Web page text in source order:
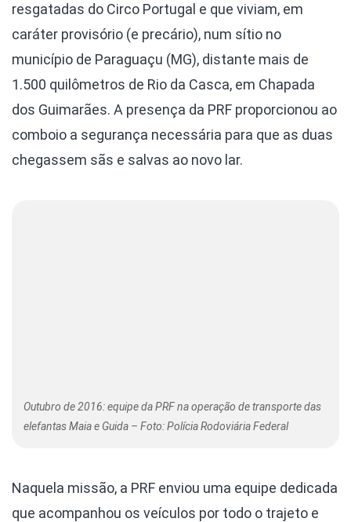
resgatadas do Circo Portugal e que viviam, em
caráter provisório (e precário), num sítio no
município de Paraguaçu (MG), distante mais de
1.500 quilômetros de Rio da Casca, em Chapada
dos Guimarães. A presença da PRF proporcionou ao
comboio a segurança necessária para que as duas
chegassem sãs e salvas ao novo lar.
Outubro de 2016: equipe da PRF na operação de transporte das
elefantas Maia e Guida – Foto: Polícia Rodoviária Federal
Naquela missão, a PRF enviou uma equipe dedicada
que acompanhou os veículos por todo o trajeto e